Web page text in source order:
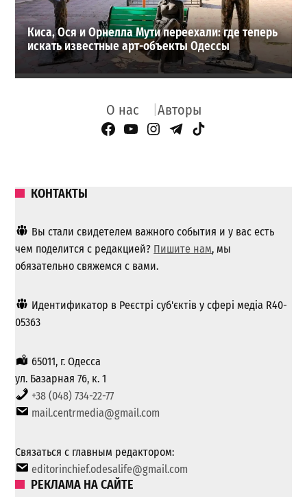
Киса, Ося и Орнелла Мути переехали: где теперь
искать известные арт-объекты Одессы
О нас Авторы
Facebook Page
YouTube
Instagram
Telegram
TikTok
КОНТАКТЫ
Вы стали свидетелем важного события и у вас есть
чем поделится с редакцией? Пишите нам, мы
обязательно свяжемся с вами.
Идентификатор в Реєстрі суб'єктів у сфері медіа R40-
05363
65011, г. Одесса
ул. Базарная 76, к. 1
+38 (048) 734-22-77
mail.centrmedia@gmail.com
Связаться с главным редактором:
editorinchief.odesalife@gmail.com
РЕКЛАМА НА САЙТЕ